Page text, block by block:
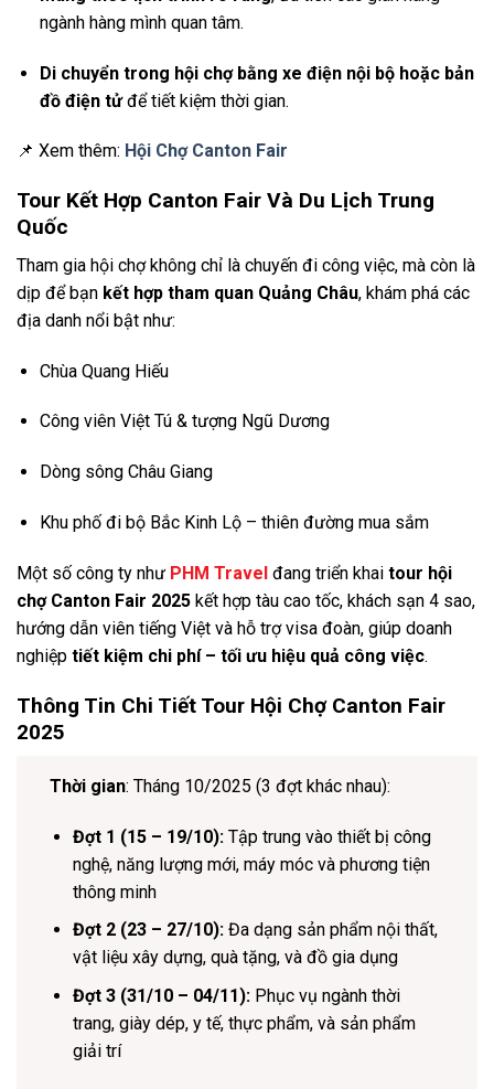
ngành hàng mình quan tâm.
Di chuyển trong hội chợ bằng xe điện nội bộ hoặc bản
đồ điện tửđể tiết kiệm thời gian.
📌 Xem thêm: Hội Chợ Canton Fair
Tour Kết Hợp Canton Fair Và Du Lịch Trung
Quốc
Tham gia hội chợ không chỉ là chuyến đi công việc, mà còn là
dịp để bạn kết hợp tham quan Quảng Châu, khám phá các
địa danh nổi bật như:
Chùa Quang Hiếu
Công viên Việt Tú & tượng Ngũ Dương
Dòng sông Châu Giang
Khu phố đi bộ Bắc Kinh Lộ – thiên đường mua sắm
Một số công ty như PHM Travel đang triển khai tour hội
chợ Canton Fair 2025 kết hợp tàu cao tốc, khách sạn 4 sao,
hướng dẫn viên tiếng Việt và hỗ trợ visa đoàn, giúp doanh
nghiệp tiết kiệm chi phí – tối ưu hiệu quả công việc.
Thông Tin Chi Tiết Tour Hội Chợ Canton Fair
2025
Thời gian: Tháng 10/2025 (3 đợt khác nhau):
Đợt 1 (15 – 19/10):Tập trung vào thiết bị công
nghệ, năng lượng mới, máy móc và phương tiện
thông minh
Đợt 2 (23 – 27/10):Đa dạng sản phẩm nội thất,
vật liệu xây dựng, quà tặng, và đồ gia dụng
Đợt 3 (31/10 – 04/11):Phục vụ ngành thời
trang, giày dép, y tế, thực phẩm, và sản phẩm
giải trí